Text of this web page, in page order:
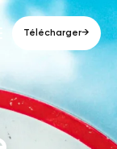
Télécharger→